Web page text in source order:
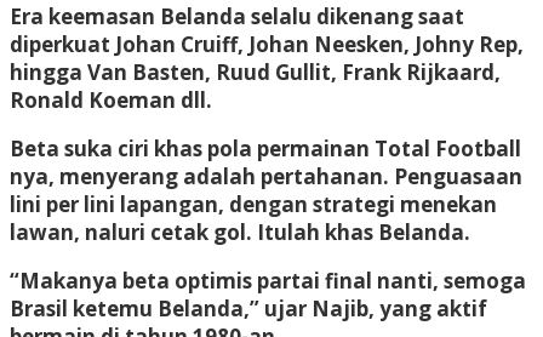
Era keemasan Belanda selalu dikenang saat
diperkuat Johan Cruiff, Johan Neesken, Johny Rep,
hingga Van Basten, Ruud Gullit, Frank Rijkaard,
Ronald Koeman dll.
Beta suka ciri khas pola permainan Total Football
nya, menyerang adalah pertahanan. Penguasaan
lini per lini lapangan, dengan strategi menekan
lawan, naluri cetak gol. Itulah khas Belanda.
“Makanya beta optimis partai final nanti, semoga
Brasil ketemu Belanda,” ujar Najib, yang aktif